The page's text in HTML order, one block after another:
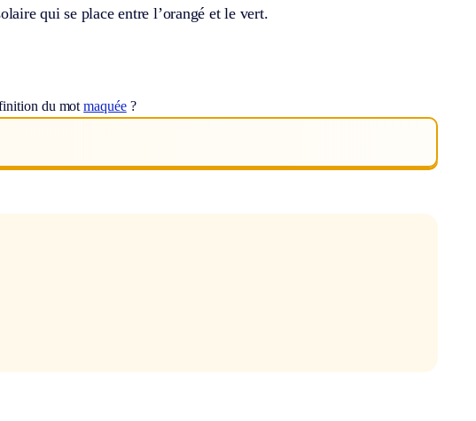
qui se place entre l’orangé et le vert.
du motmaquée?